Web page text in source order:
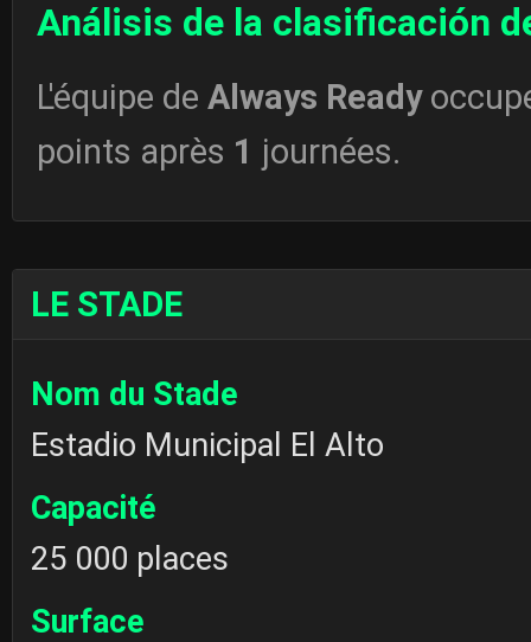
Análisis de la clasificación
L'équipe de Always Ready
points après 1 journées.
LE STADE
Nom du Stade
Estadio Municipal El Alto
Capacité
25 000 places
Surface